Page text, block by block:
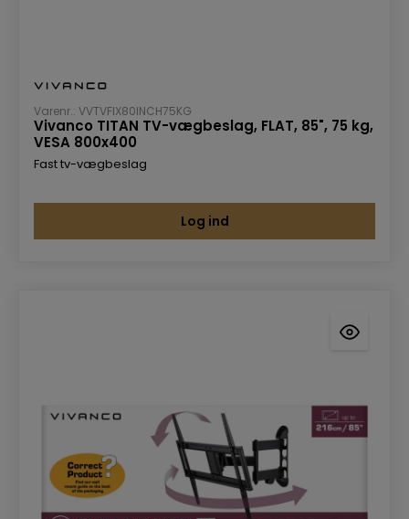
Varenr.: VVTVFIX80INCH75KG
Vivanco TITAN TV-vægbeslag, FLAT, 85", 75 kg,
VESA 800x400
Fast tv-vægbeslag
Log ind